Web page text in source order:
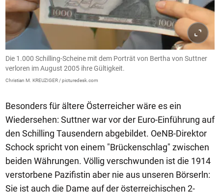
Die 1.000 Schilling-Scheine mit dem Porträt von Bertha von Suttner
verloren im August 2005 ihre Gültigkeit.
Christian M. KREUZIGER / picturedesk.com
Besonders für ältere Österreicher wäre es ein
Wiedersehen: Suttner war vor der Euro-Einführung auf
den Schilling Tausendern abgebildet. OeNB-Direktor
Schock spricht von einem "Brückenschlag" zwischen
beiden Währungen. Völlig verschwunden ist die 1914
verstorbene Pazifistin aber nie aus unseren Börserln:
Sie ist auch die Dame auf der österreichischen 2-